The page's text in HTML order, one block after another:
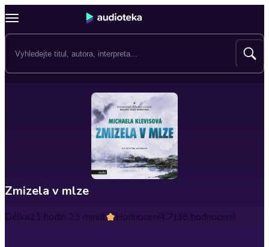
Zmizela v mlze
Délka11 hodin 23 minut Hodnocení4.7(36 hodnocení)